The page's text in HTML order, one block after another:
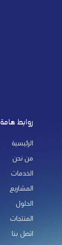
روابط هامة
الرئيسية
من نحن
الخدمات
المشاريع
الحلول
المنتجات
اتصل بنا